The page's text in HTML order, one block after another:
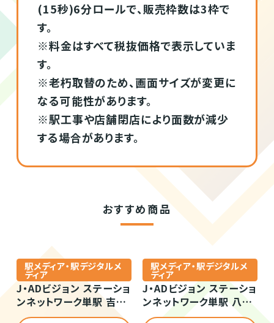
(15秒)6分ロールで、販売枠数は3枠で
す。
※料金はすべて税抜価格で表示していま
す。
※老朽取替のため、画面サイズが変更に
なる可能性があります。
※駅工事や店舗閉店により面数が減少
する場合があります。
おすすめ商品
駅メディア・駅デジタルメ
ディア
J・ADビジョン ステーショ
ンネットワーク単駅 吉祥
寺駅南北自由通路
駅メディア・駅デジタルメ
ディア
J・ADビジョン ステーショ
ンネットワーク単駅 八王
子駅自由通路南